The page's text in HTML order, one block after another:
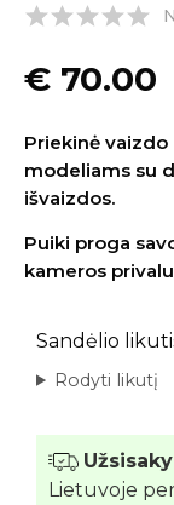
€ 70.00
Priekinė
modeliams su
išvaizdos.
Puiki proga
kameros
Sandėlio
Rodyti likutį
Lietuvoje per